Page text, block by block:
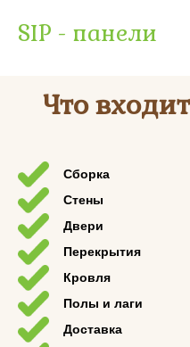
SIP - панели
Что
Сборка
Стены
Двери
Перекрытия
Кровля
Полы и лаги
Доставка